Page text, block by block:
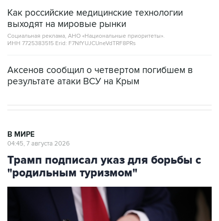
Как российские медицинские технологии
выходят на мировые рынки
Социальная реклама, АНО «Национальные приоритеты».
ИНН 7725383515 Erid: F7NfYUJCUneVdTRF8PRs
Аксенов сообщил о четвертом погибшем в
результате атаки ВСУ на Крым
В МИРЕ
04:45, 7 августа 2026
Трамп подписал указ для борьбы с
"родильным туризмом"